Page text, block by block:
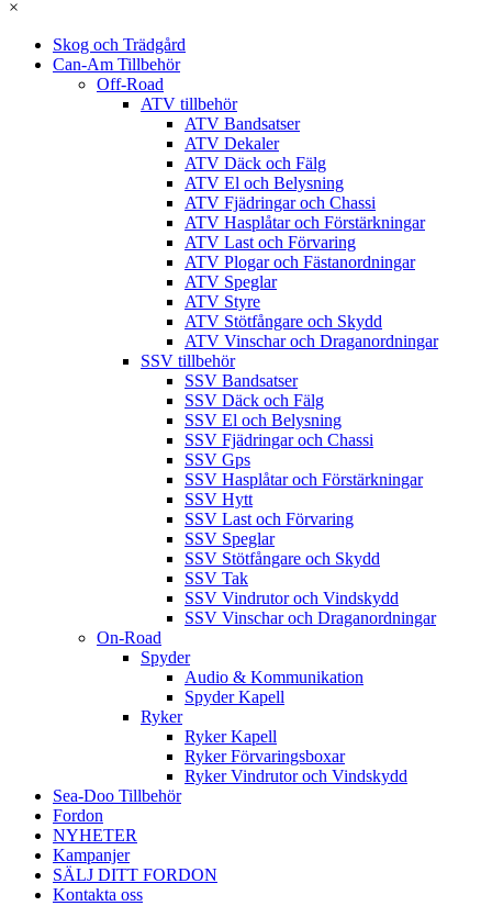
×
Skog och Trädgård
Can-Am Tillbehör
Off-Road
ATV tillbehör
ATV Bandsatser
ATV Dekaler
ATV Däck och Fälg
ATV El och Belysning
ATV Fjädringar och Chassi
ATV Hasplåtar och Förstärkningar
ATV Last och Förvaring
ATV Plogar och Fästanordningar
ATV Speglar
ATV Styre
ATV Stötfångare och Skydd
ATV Vinschar och Draganordningar
SSV tillbehör
SSV Bandsatser
SSV Däck och Fälg
SSV El och Belysning
SSV Fjädringar och Chassi
SSV Gps
SSV Hasplåtar och Förstärkningar
SSV Hytt
SSV Last och Förvaring
SSV Speglar
SSV Stötfångare och Skydd
SSV Tak
SSV Vindrutor och Vindskydd
SSV Vinschar och Draganordningar
On-Road
Spyder
Audio & Kommunikation
Spyder Kapell
Ryker
Ryker Kapell
Ryker Förvaringsboxar
Ryker Vindrutor och Vindskydd
Sea-Doo Tillbehör
Fordon
NYHETER
Kampanjer
SÄLJ DITT FORDON
Kontakta oss